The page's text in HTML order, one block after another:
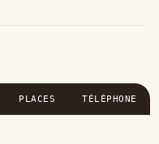
PLACES TÉLÉPHONE